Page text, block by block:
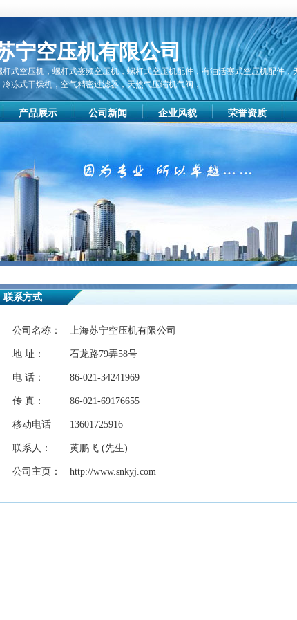
宁空压机有限公司
杆式空压机，螺杆式变频空压机，螺杆式空压机配件，有油活塞式空压机配件，
冷冻式干燥机，空气精密过滤器，天然气压缩机气阀，
产品展示 公司新闻 企业风貌 荣誉资质
联系方式
公司名称： 上海苏宁空压机有限公司
地 址： 石龙路79弄58号
电 话： 86-021-34241969
传 真： 86-021-69176655
移动电话 13601725916
联系人： 黄鹏飞 (先生)
公司主页： http://www.snkyj.com